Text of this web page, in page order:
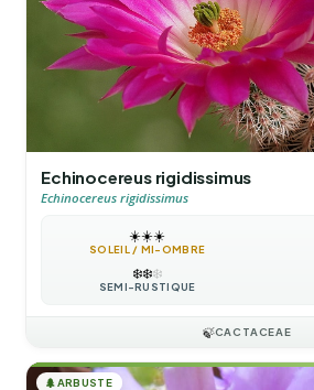
Echinocereus rigidissimus
Echinocereus rigidissimus
☀️☀️☀️
SOLEIL / MI-OMBRE
❄️❄️❄️
SEMI-RUSTIQUE
🍃CACTACEAE
🌲ARBUSTE